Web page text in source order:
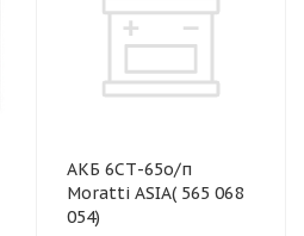
АКБ 6СТ-65о/п
Moratti ASIA( 565 068
054)